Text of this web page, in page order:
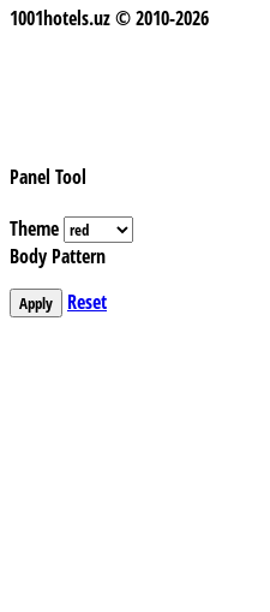
1001hotels.uz © 2010-2026
Panel Tool
Theme
Body Pattern
Apply Reset